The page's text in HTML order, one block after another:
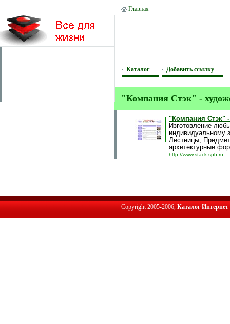
Главная
Каталог Добавить ссылку
"Компания Стэк" -
"Компания Стэк"
Изготовление
индивидуальному
Лестницы,
архитектурные
http://www.stack.spb.ru
Copyright 2005-2006, Каталог Интернет